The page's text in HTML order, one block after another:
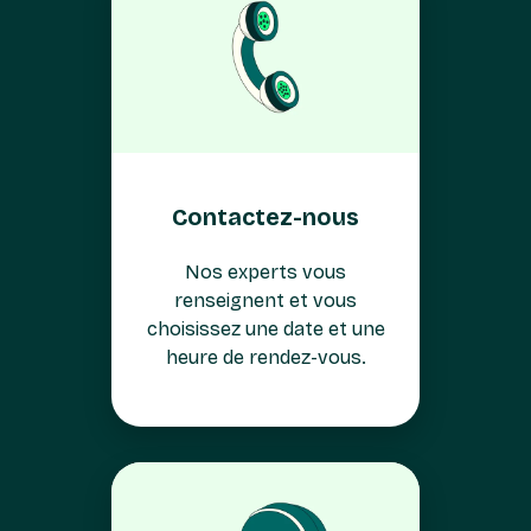
Contactez-nous
Nos experts vous
renseignent et vous
choisissez une date et une
heure de rendez-vous.